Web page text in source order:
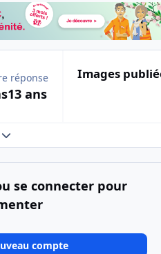
réponse
13 ans
Images
Expand topic overview
se connecter pour
compte